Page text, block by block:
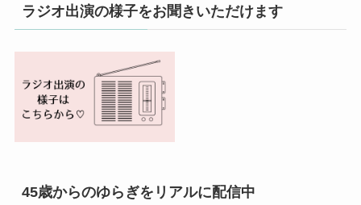
ラジオ出演の様子をお聞きいただけます
45歳からのゆらぎをリアルに配信中